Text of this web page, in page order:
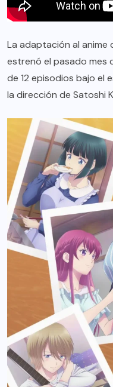
La adaptación al anime
estrenó el pasado mes
de 12 episodios bajo el
la dirección de Satoshi